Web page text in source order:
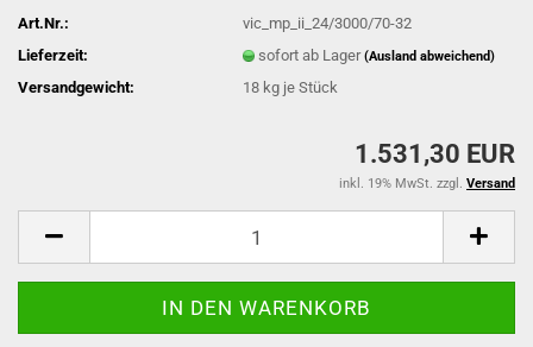
Art.Nr.:
vic_mp_ii_24/3000/70-32
Lieferzeit:
sofort ab Lager(Ausland abweichend)
Versandgewicht: 18 kg je Stück
1.531,30 EUR
inkl. 19% MwSt. zzgl. Versand